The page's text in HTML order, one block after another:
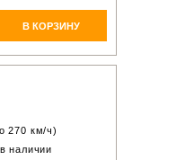
В КОРЗИНУ
270 км/ч)
наличии